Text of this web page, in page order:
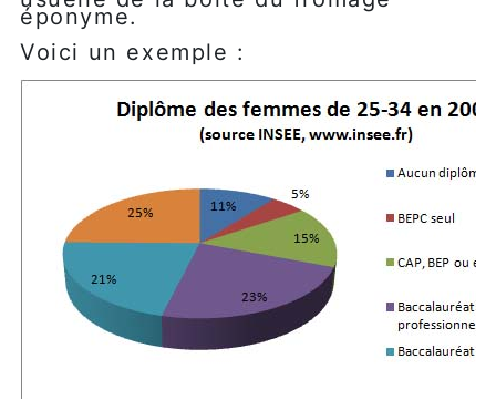
éponyme.
Voici un exemple :